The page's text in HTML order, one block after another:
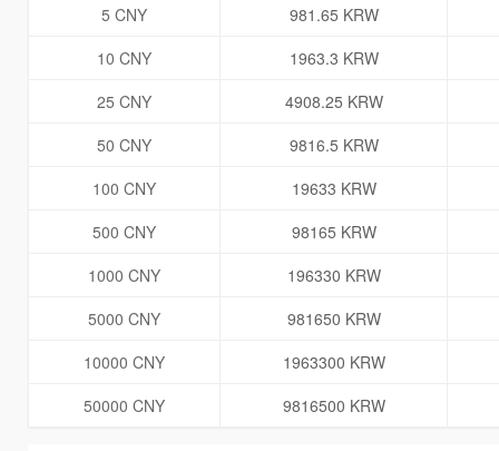
5 CNY
981.65 KRW
10 CNY
1963.3 KRW
25 CNY
4908.25 KRW
50 CNY
9816.5 KRW
100 CNY
19633 KRW
500 CNY
98165 KRW
1000 CNY
196330 KRW
5000 CNY
981650 KRW
10000 CNY
1963300 KRW
50000 CNY
9816500 KRW